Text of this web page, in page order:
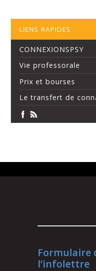
LIENS RAPIDES
CONNEXIONSPSY
Vie professorale
Prix et bourses
Le transfert de
Formulaire
l’infolettre